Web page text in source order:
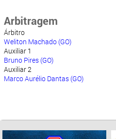
Arbitragem
Árbitro
Weliton Machado (GO)
Auxiliar 1
Bruno Pires (GO)
Auxiliar 2
Marco Aurélio Dantas (GO)